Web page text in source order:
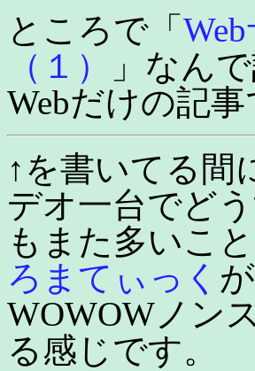
ところで「
（１）
」なん
Webだけの記事
↑を書いてる間
デオ一台でど
もまた多いこ
ろまてぃっく
WOWOWノン
る感じです。